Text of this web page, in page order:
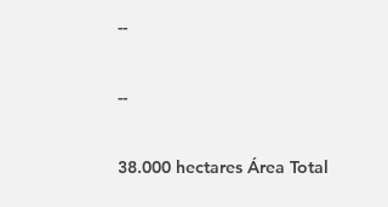
--
--
38.000 hectares Área Total